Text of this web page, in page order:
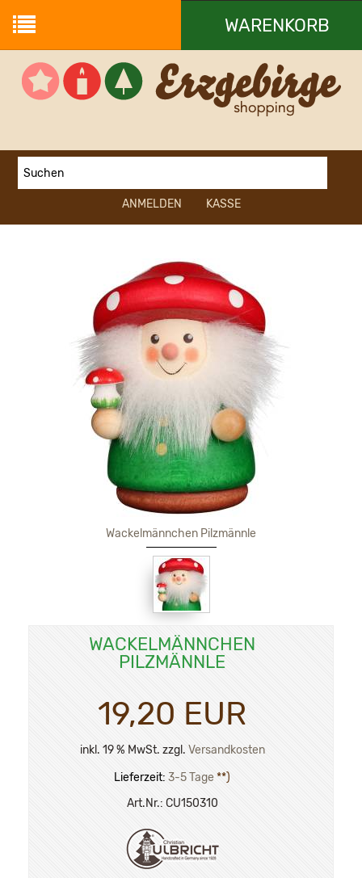
WARENKORB
Ihr Warenkorb ist leer.
ANMELDEN KASSE
Wackelmännchen Pilzmännle
WACKELMÄNNCHEN
PILZMÄNNLE
19,20 EUR
inkl. 19 % MwSt. zzgl. Versandkosten
Lieferzeit: 3-5 Tage **)
Art.Nr.: CU150310